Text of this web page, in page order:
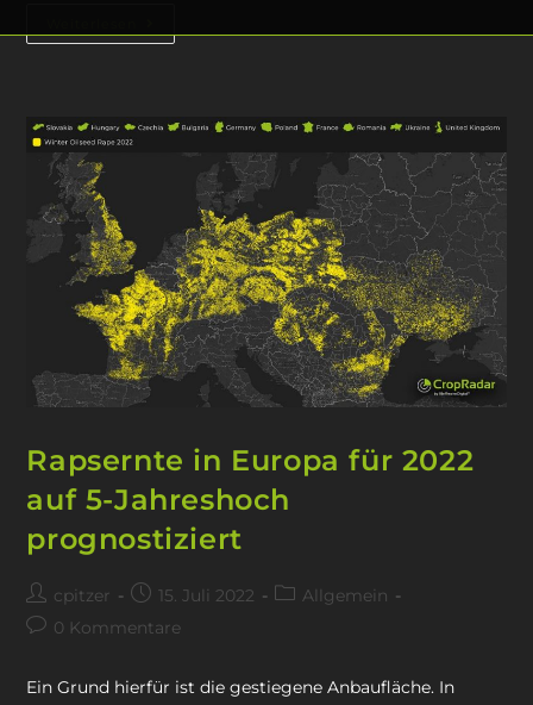
Rapsernte in Europa für 2022
auf 5-Jahreshoch
prognostiziert
cpitzer 15. Juli 2022
Allgemein
0 Kommentare
Ein Grund hierfür ist die gestiegene Anbaufläche. In